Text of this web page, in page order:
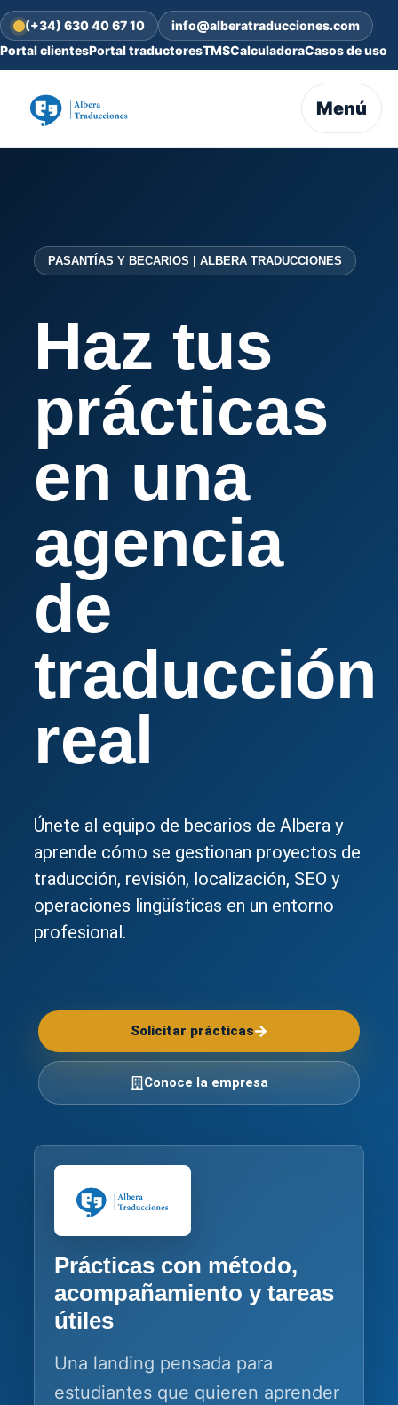
(+34) 630 40 67 10
info@alberatraducciones.com
Portal clientesPortal traductoresTMSCalculadoraCasos de uso
Menú
PASANTÍAS Y BECARIOS | ALBERA TRADUCCIONES
Haz tus
prácticas
en una
agencia
de
traducción
real
Únete al equipo de becarios de Albera y
aprende cómo se gestionan proyectos de
traducción, revisión, localización, SEO y
operaciones lingüísticas en un entorno
profesional.
Solicitar prácticas
Conoce la empresa
Prácticas con método,
acompañamiento y tareas
útiles
Una landing pensada para
estudiantes que quieren aprender